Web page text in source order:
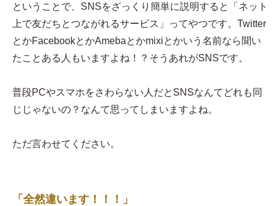
ということで、SNSをざっくり簡単に説明すると「ネット
上で友だちとつながれるサービス」ってやつです。Twitter
とかFacebookとかAmebaとかmixiとかいう名前なら聞い
たことある人もいますよね！？そうあれがSNSです。
普段PCやスマホをさわらない人だとSNSなんてどれも同
じじゃないの？なんて思ってしまいますよね。
ただ言わせてください。
「全然違います！！！」